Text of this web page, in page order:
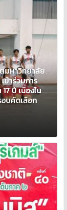
มหาวิทยาลัย
าร่วมการ
ปี เนื่องใน
บคัดเลือก